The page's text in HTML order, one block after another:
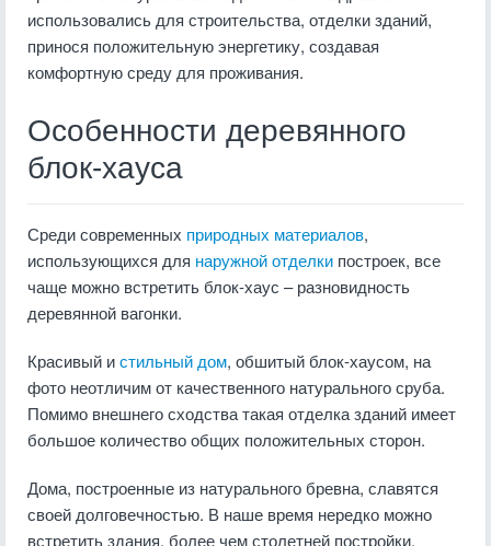
использовались для строительства, отделки зданий,
принося положительную энергетику, создавая
комфортную среду для проживания.
Особенности деревянного
блок-хауса
Среди современных природных материалов,
использующихся для наружной отделки построек, все
чаще можно встретить блок-хаус – разновидность
деревянной вагонки.
Красивый истильный дом, обшитый блок-хаусом, на
фото неотличим от качественного натурального сруба.
Помимо внешнего сходства такая отделка зданий имеет
большое количество общих положительных сторон.
Дома, построенные из натурального бревна, славятся
своей долговечностью. В наше время нередко можно
встретить здания, более чем столетней постройки,